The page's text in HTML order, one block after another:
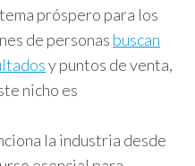
próspero para los
de personas buscan
y puntos de venta,
nicho es
la industria desde